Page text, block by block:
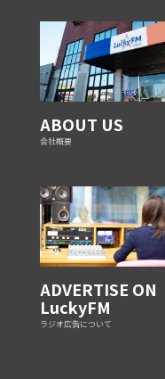
ABOUT US
会社概要
ADVERTISE ON
LuckyFM
ラジオ広告について